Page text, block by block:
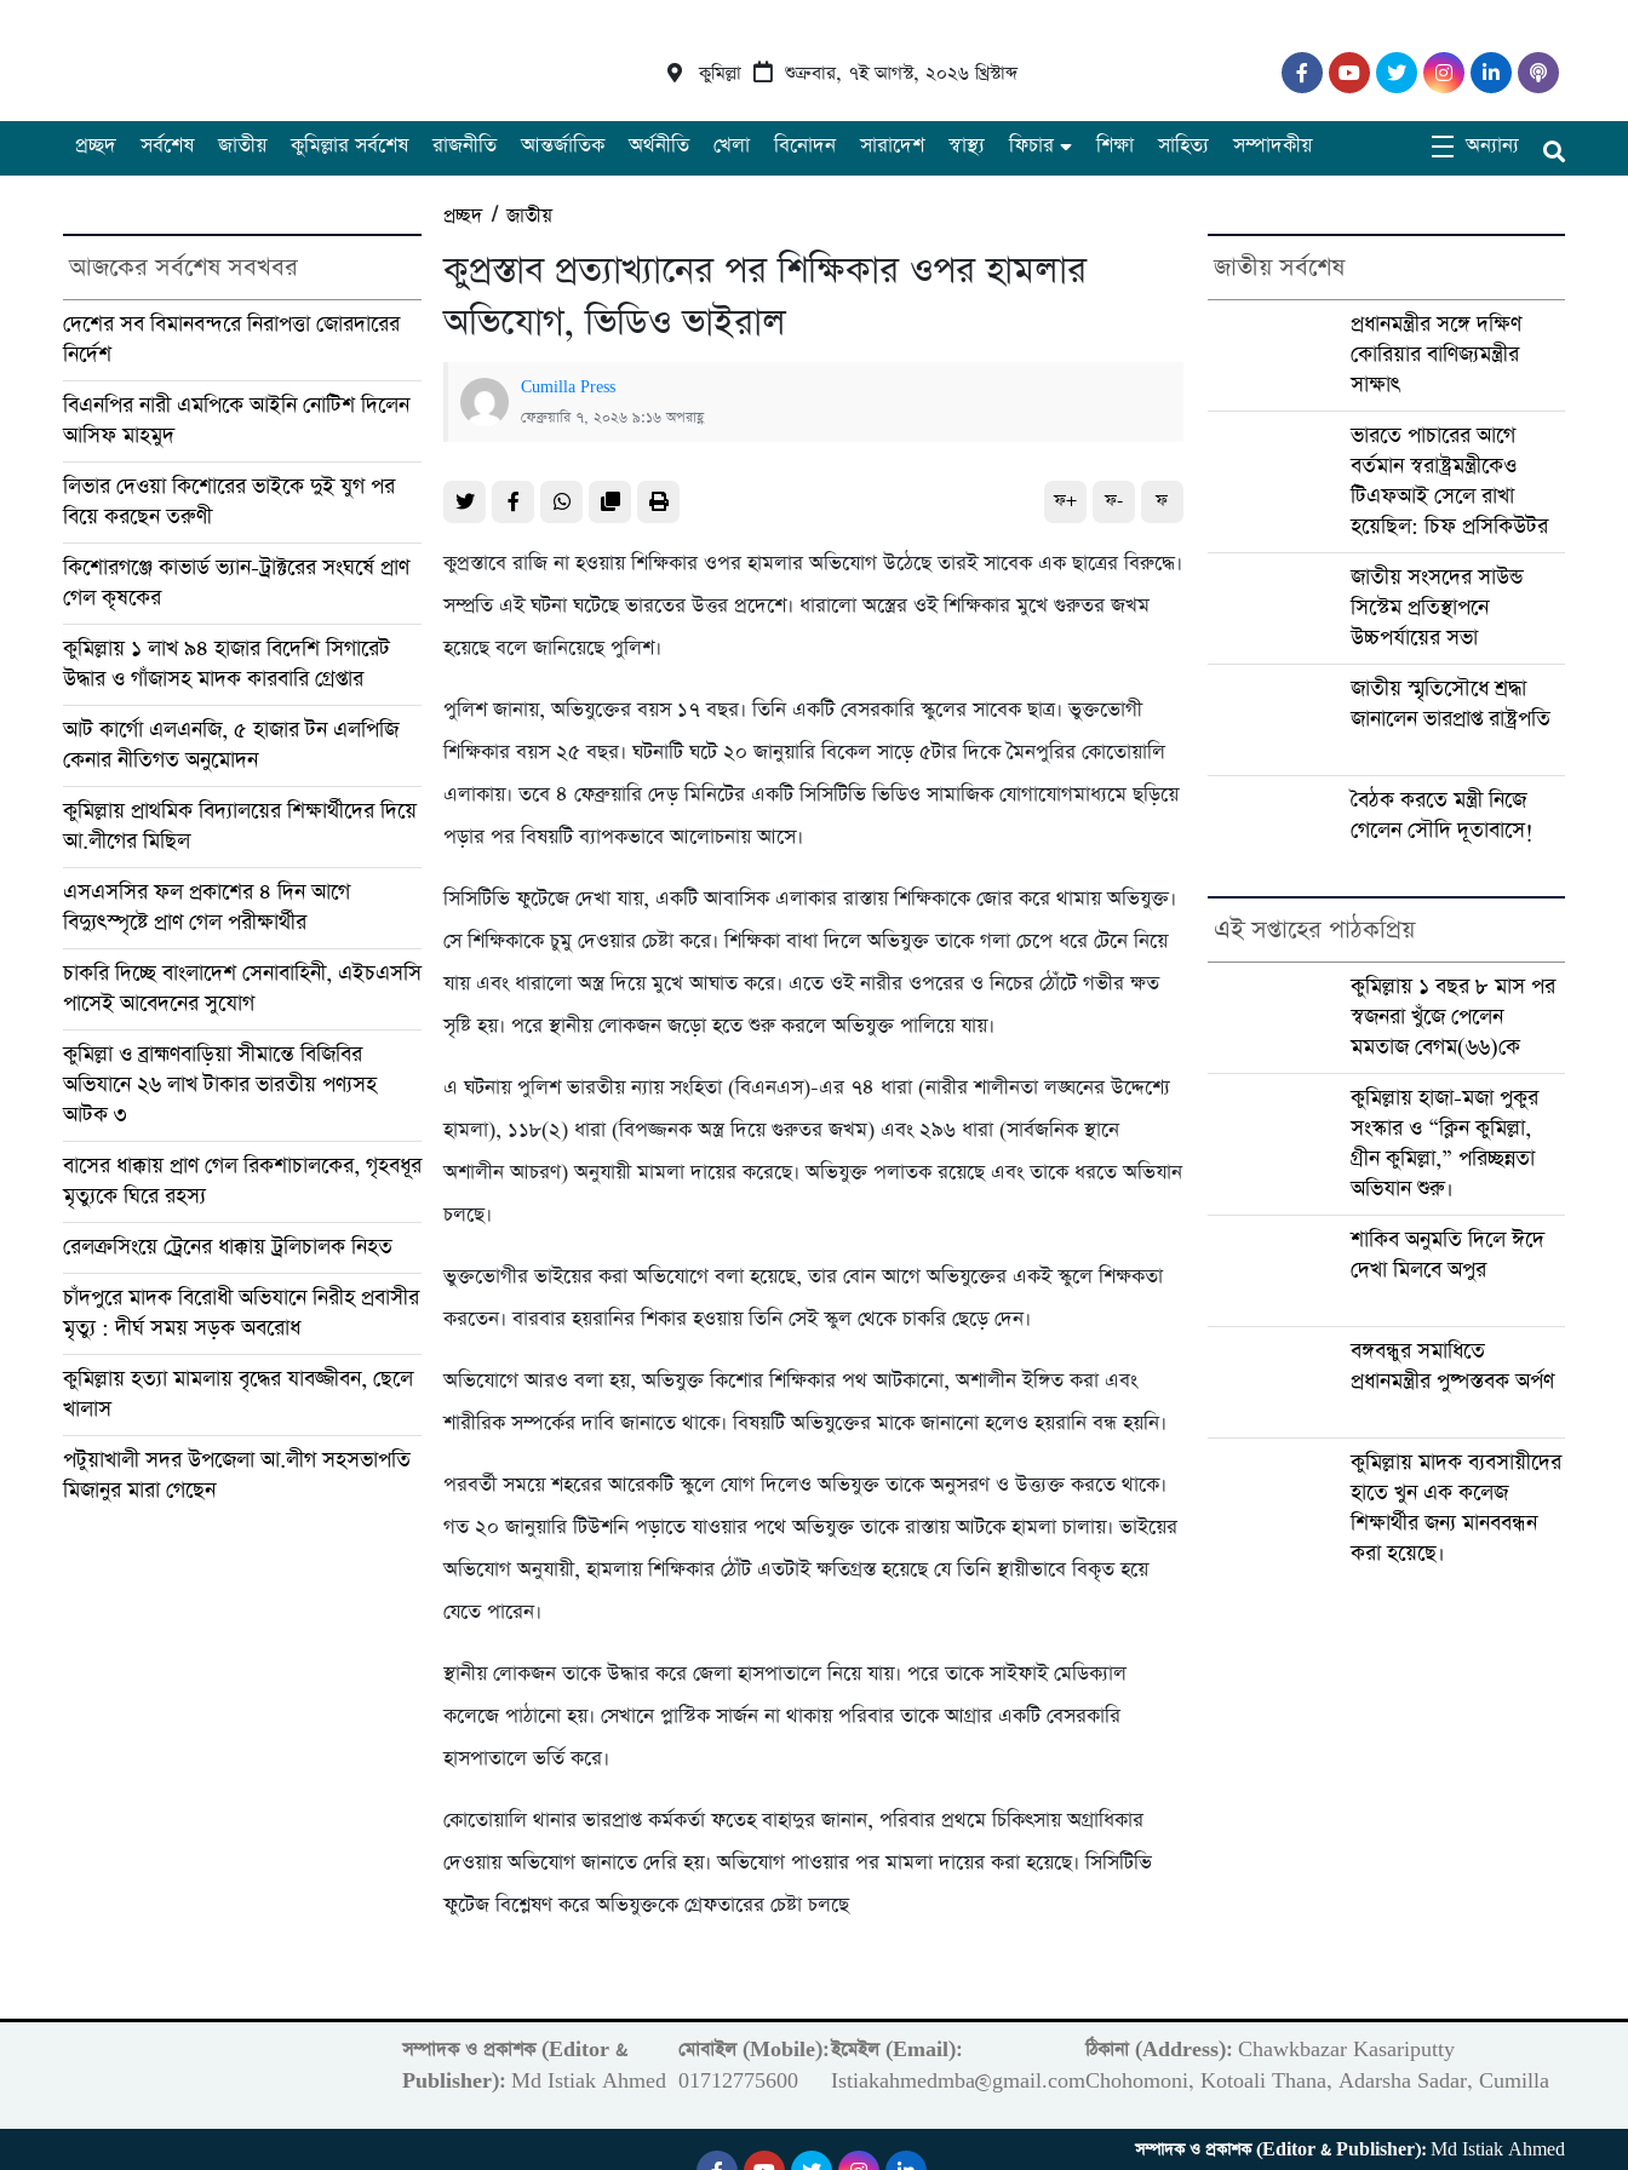
কুমিল্লা শুক্রবার, ৭ই আগস্ট, ২০২৬ খ্রিস্টাব্দ
প্রচ্ছদ সর্বশেষ জাতীয় কুমিল্লার সর্বশেষ রাজনীতি আন্তর্জাতিক অর্থনীতি খেলা বিনোদন সারাদেশ স্বাস্থ্য ফিচার শিক্ষা সাহিত্য সম্পাদকীয় অন্যান্য
আজকের সর্বশেষ সবখবর
দেশের সব বিমানবন্দরে নিরাপত্তা জোরদারের
নির্দেশ
বিএনপির নারী এমপিকে আইনি নোটিশ দিলেন
আসিফ মাহমুদ
লিভার দেওয়া কিশোরের ভাইকে দুই যুগ পর
বিয়ে করছেন তরুণী
কিশোরগঞ্জে কাভার্ড ভ্যান-ট্রাক্টরের সংঘর্ষে প্রাণ
গেল কৃষকের
কুমিল্লায় ১ লাখ ৯৪ হাজার বিদেশি সিগারেট
উদ্ধার ও গাঁজাসহ মাদক কারবারি গ্রেপ্তার
আট কার্গো এলএনজি, ৫ হাজার টন এলপিজি
কেনার নীতিগত অনুমোদন
কুমিল্লায় প্রাথমিক বিদ্যালয়ের শিক্ষার্থীদের দিয়ে
আ.লীগের মিছিল
এসএসসির ফল প্রকাশের ৪ দিন আগে
বিদ্যুৎস্পৃষ্টে প্রাণ গেল পরীক্ষার্থীর
চাকরি দিচ্ছে বাংলাদেশ সেনাবাহিনী, এইচএসসি
পাসেই আবেদনের সুযোগ
কুমিল্লা ও ব্রাহ্মণবাড়িয়া সীমান্তে বিজিবির
অভিযানে ২৬ লাখ টাকার ভারতীয় পণ্যসহ
আটক ৩
বাসের ধাক্কায় প্রাণ গেল রিকশাচালকের, গৃহবধূর
মৃত্যুকে ঘিরে রহস্য
রেলক্রসিংয়ে ট্রেনের ধাক্কায় ট্রলিচালক নিহত
চাঁদপুরে মাদক বিরোধী অভিযানে নিরীহ প্রবাসীর
মৃত্যু : দীর্ঘ সময় সড়ক অবরোধ
কুমিল্লায় হত্যা মামলায় বৃদ্ধের যাবজ্জীবন, ছেলে
খালাস
পটুয়াখালী সদর উপজেলা আ.লীগ সহসভাপতি
মিজানুর মারা গেছেন
প্রচ্ছদ/জাতীয়
কুপ্রস্তাব প্রত্যাখ্যানের পর শিক্ষিকার ওপর হামলার
অভিযোগ, ভিডিও ভাইরাল
Cumilla Press
ফেব্রুয়ারি ৭, ২০২৬ ৯:১৬ অপরাহ্ণ
ফ+ ফ- ফ
কুপ্রস্তাবে রাজি না হওয়ায় শিক্ষিকার ওপর হামলার অভিযোগ উঠেছে তারই সাবেক এক ছাত্রের বিরুদ্ধে।
সম্প্রতি এই ঘটনা ঘটেছে ভারতের উত্তর প্রদেশে। ধারালো অস্ত্রের ওই শিক্ষিকার মুখে গুরুতর জখম
হয়েছে বলে জানিয়েছে পুলিশ।
পুলিশ জানায়, অভিযুক্তের বয়স ১৭ বছর। তিনি একটি বেসরকারি স্কুলের সাবেক ছাত্র। ভুক্তভোগী
শিক্ষিকার বয়স ২৫ বছর। ঘটনাটি ঘটে ২০ জানুয়ারি বিকেল সাড়ে ৫টার দিকে মৈনপুরির কোতোয়ালি
এলাকায়। তবে ৪ ফেব্রুয়ারি দেড় মিনিটের একটি সিসিটিভি ভিডিও সামাজিক যোগাযোগমাধ্যমে ছড়িয়ে
পড়ার পর বিষয়টি ব্যাপকভাবে আলোচনায় আসে।
সিসিটিভি ফুটেজে দেখা যায়, একটি আবাসিক এলাকার রাস্তায় শিক্ষিকাকে জোর করে থামায় অভিযুক্ত।
সে শিক্ষিকাকে চুমু দেওয়ার চেষ্টা করে। শিক্ষিকা বাধা দিলে অভিযুক্ত তাকে গলা চেপে ধরে টেনে নিয়ে
যায় এবং ধারালো অস্ত্র দিয়ে মুখে আঘাত করে। এতে ওই নারীর ওপরের ও নিচের ঠোঁটে গভীর ক্ষত
সৃষ্টি হয়। পরে স্থানীয় লোকজন জড়ো হতে শুরু করলে অভিযুক্ত পালিয়ে যায়।
এ ঘটনায় পুলিশ ভারতীয় ন্যায় সংহিতা (বিএনএস)-এর ৭৪ ধারা (নারীর শালীনতা লঙ্ঘনের উদ্দেশ্যে
হামলা), ১১৮(২) ধারা (বিপজ্জনক অস্ত্র দিয়ে গুরুতর জখম) এবং ২৯৬ ধারা (সার্বজনিক স্থানে
অশালীন আচরণ) অনুযায়ী মামলা দায়ের করেছে। অভিযুক্ত পলাতক রয়েছে এবং তাকে ধরতে অভিযান
চলছে।
ভুক্তভোগীর ভাইয়ের করা অভিযোগে বলা হয়েছে, তার বোন আগে অভিযুক্তের একই স্কুলে শিক্ষকতা
করতেন। বারবার হয়রানির শিকার হওয়ায় তিনি সেই স্কুল থেকে চাকরি ছেড়ে দেন।
অভিযোগে আরও বলা হয়, অভিযুক্ত কিশোর শিক্ষিকার পথ আটকানো, অশালীন ইঙ্গিত করা এবং
শারীরিক সম্পর্কের দাবি জানাতে থাকে। বিষয়টি অভিযুক্তের মাকে জানানো হলেও হয়রানি বন্ধ হয়নি।
পরবর্তী সময়ে শহরের আরেকটি স্কুলে যোগ দিলেও অভিযুক্ত তাকে অনুসরণ ও উত্ত্যক্ত করতে থাকে।
গত ২০ জানুয়ারি টিউশনি পড়াতে যাওয়ার পথে অভিযুক্ত তাকে রাস্তায় আটকে হামলা চালায়। ভাইয়ের
অভিযোগ অনুযায়ী, হামলায় শিক্ষিকার ঠোঁট এতটাই ক্ষতিগ্রস্ত হয়েছে যে তিনি স্থায়ীভাবে বিকৃত হয়ে
যেতে পারেন।
স্থানীয় লোকজন তাকে উদ্ধার করে জেলা হাসপাতালে নিয়ে যায়। পরে তাকে সাইফাই মেডিক্যাল
কলেজে পাঠানো হয়। সেখানে প্লাস্টিক সার্জন না থাকায় পরিবার তাকে আগ্রার একটি বেসরকারি
হাসপাতালে ভর্তি করে।
কোতোয়ালি থানার ভারপ্রাপ্ত কর্মকর্তা ফতেহ বাহাদুর জানান, পরিবার প্রথমে চিকিৎসায় অগ্রাধিকার
দেওয়ায় অভিযোগ জানাতে দেরি হয়। অভিযোগ পাওয়ার পর মামলা দায়ের করা হয়েছে। সিসিটিভি
ফুটেজ বিশ্লেষণ করে অভিযুক্তকে গ্রেফতারের চেষ্টা চলছে
জাতীয় সর্বশেষ
প্রধানমন্ত্রীর সঙ্গে দক্ষিণ
কোরিয়ার বাণিজ্যমন্ত্রীর
সাক্ষাৎ
ভারতে পাচারের আগে
বর্তমান স্বরাষ্ট্রমন্ত্রীকেও
টিএফআই সেলে রাখা
হয়েছিল: চিফ প্রসিকিউটর
জাতীয় সংসদের সাউন্ড
সিস্টেম প্রতিস্থাপনে
উচ্চপর্যায়ের সভা
জাতীয় স্মৃতিসৌধে শ্রদ্ধা
জানালেন ভারপ্রাপ্ত রাষ্ট্রপতি
বৈঠক করতে মন্ত্রী নিজে
গেলেন সৌদি দূতাবাসে!
এই সপ্তাহের পাঠকপ্রিয়
কুমিল্লায় ১ বছর ৮ মাস পর
স্বজনরা খুঁজে পেলেন
মমতাজ বেগম(৬৬)কে
কুমিল্লায় হাজা-মজা পুকুর
সংস্কার ও “ক্লিন কুমিল্লা,
গ্রীন কুমিল্লা,” পরিচ্ছন্নতা
অভিযান শুরু।
শাকিব অনুমতি দিলে ঈদে
দেখা মিলবে অপুর
বঙ্গবন্ধুর সমাধিতে
প্রধানমন্ত্রীর পুষ্পস্তবক অর্পণ
কুমিল্লায় মাদক ব্যবসায়ীদের
হাতে খুন এক কলেজ
শিক্ষার্থীর জন্য মানববন্ধন
করা হয়েছে।
সম্পাদক ও প্রকাশক (Editor &
Publisher): Md Istiak Ahmed
মোবাইল (Mobile):
01712775600
ইমেইল (Email):
Istiakahmedmba@gmail.com
ঠিকানা (Address): Chawkbazar Kasariputty
Chohomoni, Kotoali Thana, Adarsha Sadar, Cumilla
সম্পাদক ও প্রকাশক (Editor & Publisher): Md Istiak Ahmed